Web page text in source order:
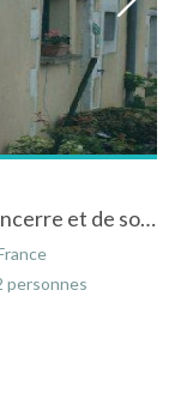
Chambres d'hôtes a 20 minutes de Sancerre et de son vignoble à Neuilly-en-Sancerre dans le Centre
personnes